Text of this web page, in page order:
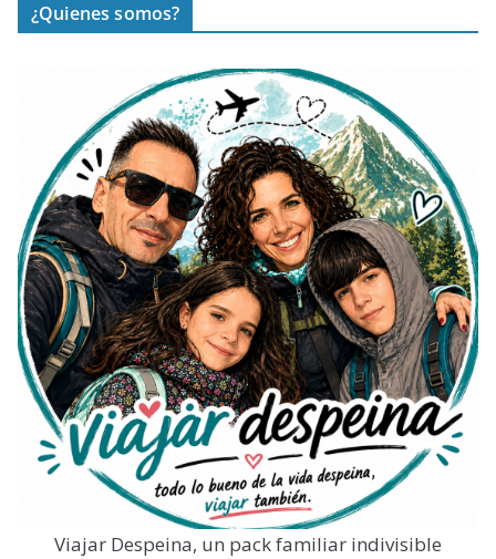
¿Quienes somos?
Viajar Despeina, un pack familiar indivisible